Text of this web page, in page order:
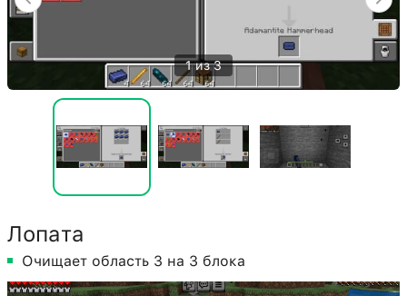
1 из 3
Лопата
Очищает область 3 на 3 блока